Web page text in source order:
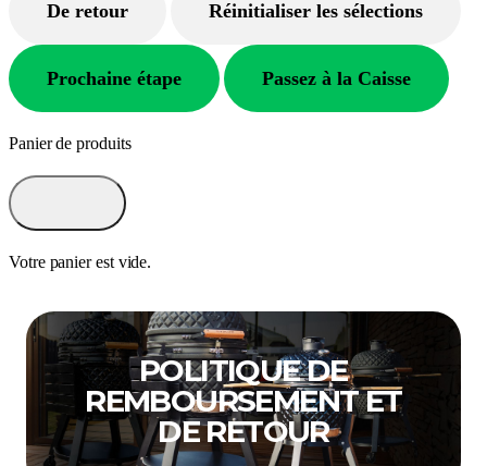
De retour Réinitialiser les sélections
Prochaine étape Passez à la Caisse
Panier de produits
Votre panier est vide.
POLITIQUE DE
REMBOURSEMENT ET
DE RETOUR